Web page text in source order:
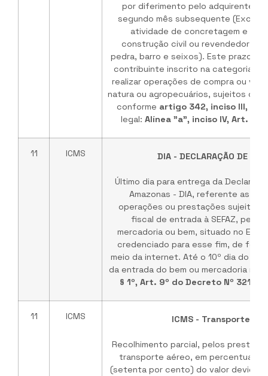
por diferimento pelo adquirente.
segundo mês subsequente
atividade de concretagem e
construção civil ou revendedor em
pedra, barro e seixos). Este prazo
contribuinte inscrito na categoria
realizar operações de compra ou
natura ou agropecuários, sujeitos ou
conforme artigo 342, inciso III, do
legal: Alínea "a", inciso IV, Art. 107
11 ICMS DIA - DECLARAÇÃO DE
Último dia para entrega da
Amazonas - DIA, referente as
operações ou prestações sujeitas
fiscal de entrada à SEFAZ, pelo
mercadoria ou bem, situado no
credenciado para esse fim, de
meio da internet. Até o 10º dia do
da entrada do bem ou mercadoria no
§ 1º, Art. 9º do Decreto Nº 32128
11 ICMS ICMS - Transporte
Recolhimento parcial, pelos
transporte aéreo, em percentual
(setenta por cento) do valor devido